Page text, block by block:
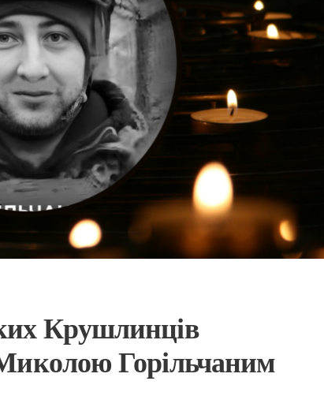
Крушлинців
Горільчаним